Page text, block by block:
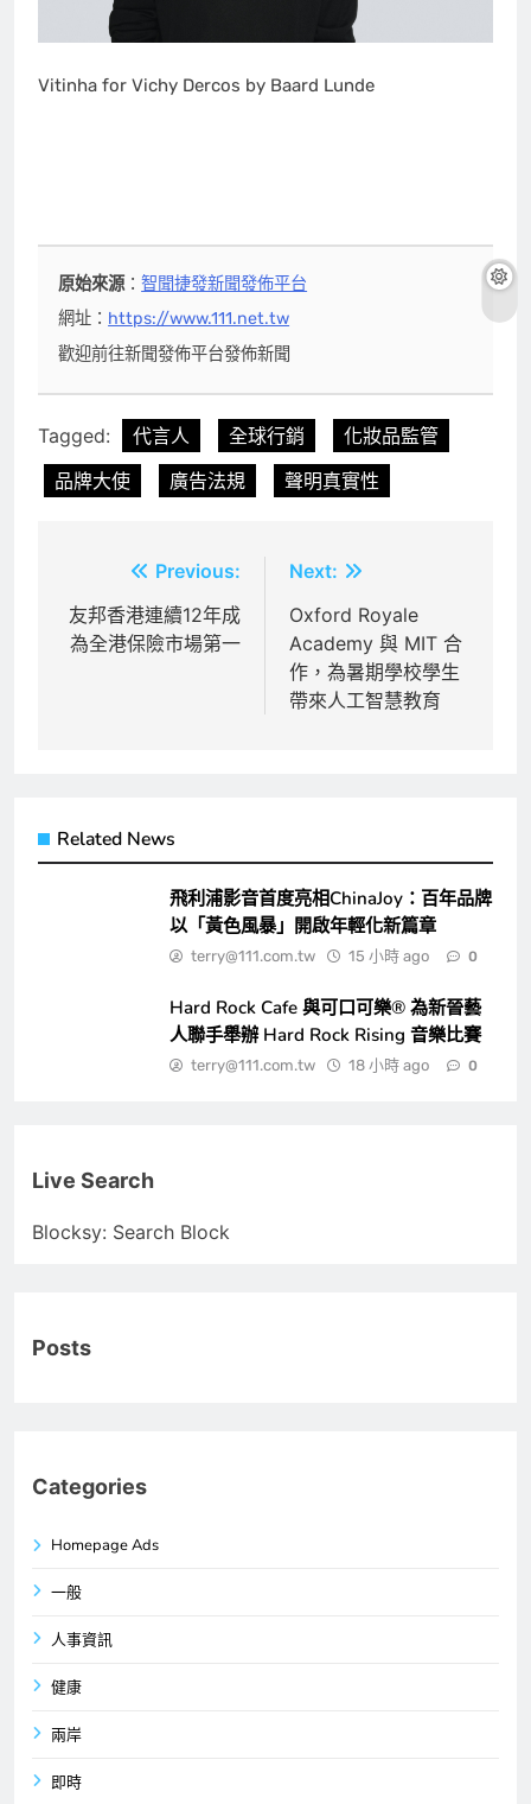
Vitinha for Vichy Dercos by Baard Lunde
原始來源：智聞捷發新聞發佈平台
網址： https://www.111.net.tw
歡迎前往新聞發佈平台發佈新聞
Tagged: 代言人 全球行銷
化妝品監管
品牌大使
廣告法規 聲明真實性
章
導
Previous:
友邦香港連續12年成
為全港保險市場第一
Next:
Oxford Royale
Academy 與 MIT 合
作，為暑期學校學生
帶來人工智慧教育
Related News
飛利浦影音首度亮相ChinaJoy：百年品牌
以「黃色風暴」開啟年輕化新篇章
terry@111.com.tw 15 小時 ago 0
Hard Rock Cafe 與可口可樂® 為新晉藝
人聯手舉辦 Hard Rock Rising 音樂比賽
terry@111.com.tw 18 小時 ago 0
Live Search
Blocksy: Search Block
Posts
Categories
Homepage Ads
一般
人事資訊
健康
兩岸
即時